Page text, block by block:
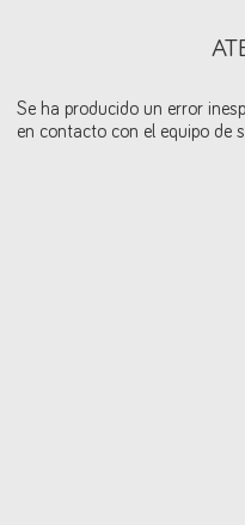
Se ha producido un error
en contacto con el equipo de